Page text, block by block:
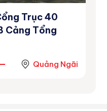
Trục 40
Cảng Tổng
Quảng Ngãi